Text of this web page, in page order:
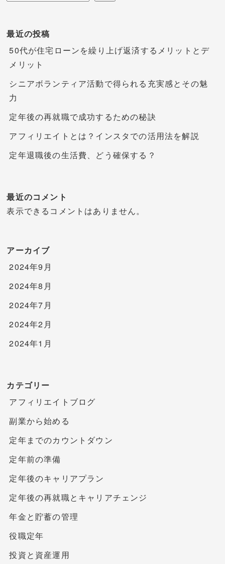
最近の投稿
50代が住宅ローンを繰り上げ返済するメリットとデ
メリット
シニアボランティア活動で得られる充実感とその魅
力
定年後の再就職で成功するための秘訣
アフィリエイトとは？インスタでの活用法を解説
定年退職後の生活費、どう確保する？
最近のコメント
表示できるコメントはありません。
アーカイブ
2024年9月
2024年8月
2024年7月
2024年2月
2024年1月
カテゴリー
アフィリエイトブログ
副業から始める
定年までのカウントダウン
定年前の準備
定年後のキャリアプラン
定年後の再就職とキャリアチェンジ
年金と貯蓄の管理
役職定年
投資と資産運用